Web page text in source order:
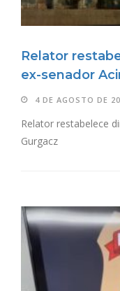
Relator
ex-senador
4 DE AGOSTO DE
Relator restabelece
Gurgacz